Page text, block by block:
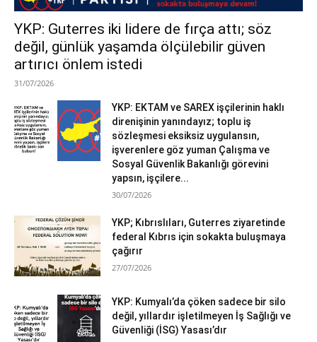
YKP: Guterres iki lidere de fırça attı; söz
değil, günlük yaşamda ölçülebilir güven
artırıcı önlem istedi
31/07/2026
YKP: EKTAM ve SAREX işçilerinin haklı
direnişinin yanındayız; toplu iş
sözleşmesi eksiksiz uygulansın,
işverenlere göz yuman Çalışma ve
Sosyal Güvenlik Bakanlığı görevini
yapsın, işçilere...
30/07/2026
YKP; Kıbrıslıları, Guterres ziyaretinde
federal Kıbrıs için sokakta buluşmaya
çağırır
27/07/2026
YKP: Kumyalı’da çöken sadece bir silo
değil, yıllardır işletilmeyen İş Sağlığı ve
Güvenliği (İSG) Yasası’dır